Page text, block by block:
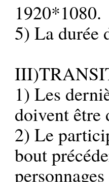
1920*1080.
5) La durée
1) Les
doivent être
2) Le
bout